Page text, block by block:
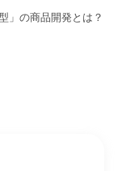
」の商品開発とは？